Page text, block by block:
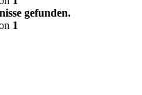
gefunden.
1